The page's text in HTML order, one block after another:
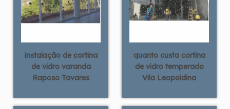
instalação de cortina
de vidro varanda
Raposo Tavares
quanto custa cortina
de vidro temperado
Vila Leopoldina